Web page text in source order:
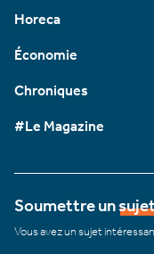
Horeca
Économie
Chroniques
#Le Magazine
Soumettre un
Vous avez un sujet